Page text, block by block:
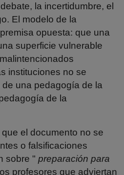
la incertidumbre, el
El modelo de la
opuesta: que una
superficie vulnerable
instituciones no se
una pedagogía de la
de la
el documento no se
o falsificaciones
sobre " preparación para
profesores que adviertan